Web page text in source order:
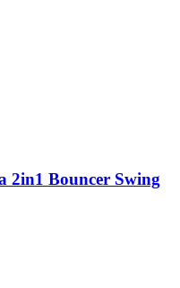
2in1 Bouncer Swing